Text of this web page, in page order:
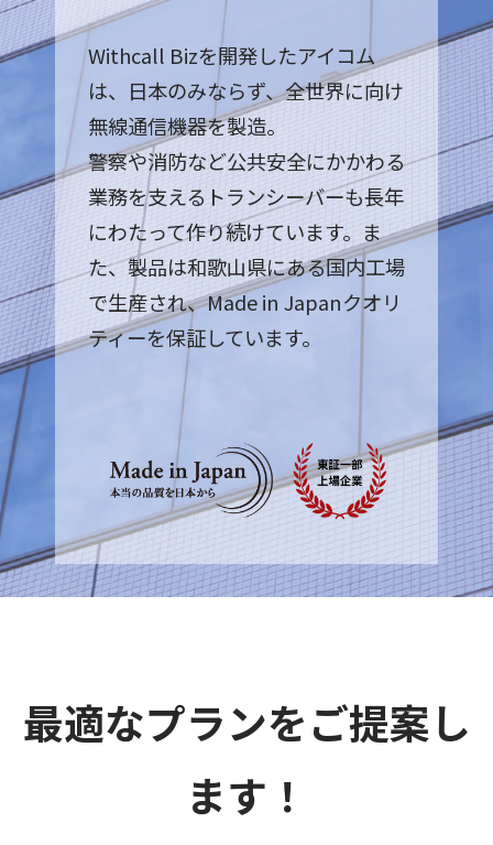
Withcall Bizを開発したアイコム
は、日本のみならず、全世界に向け
無線通信機器を製造。
警察や消防など公共安全にかかわる
業務を支えるトランシーバーも長年
にわたって作り続けています。ま
た、製品は和歌山県にある国内工場
で生産され、Made in Japanクオリ
ティーを保証しています。
最適なプランをご提案し
ます！